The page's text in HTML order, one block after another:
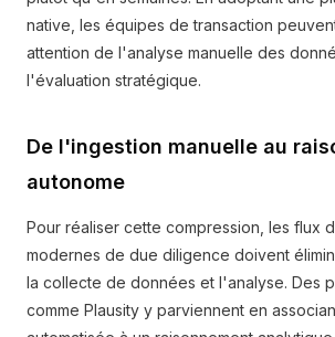
native, les équipes de transaction
attention de l'analyse manuelle des
l'évaluation stratégique.
De l'ingestion manuelle au
autonome
Pour réaliser cette compression, les flux
modernes de due diligence doivent
la collecte de données et l'analyse. Des
comme Plausity y parviennent en